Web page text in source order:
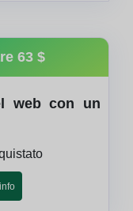
63 $
web con un